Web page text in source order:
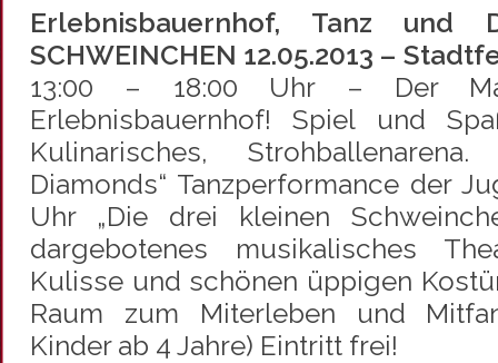
Erlebnisbauernhof, Tanz und
SCHWEINCHEN 12.05.2013 –
13:00 – 18:00 Uhr – Der
Erlebnisbauernhof! Spiel und
Kulinarisches,
Diamonds“ Tanzperformance der
Uhr „Die drei kleinen
dargebotenes musikalisches
Kulisse und schönen üppigen
Raum zum Miterleben und
Kinder ab 4 Jahre) Eintritt frei!